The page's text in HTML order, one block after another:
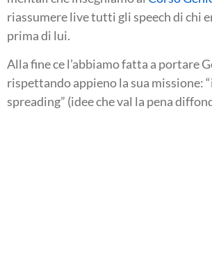
riassumere live tutti gli speech di chi
prima di lui.
Alla fine ce l’abbiamo fatta a portare
rispettando appieno la sua missione:
spreading” (idee che val la pena